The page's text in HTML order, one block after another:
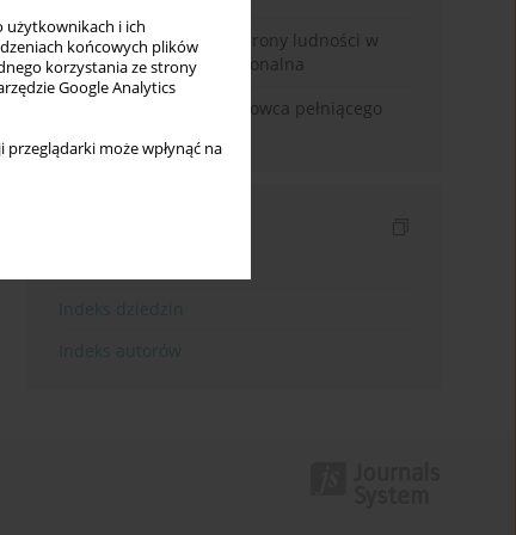
użytkownikach i ich
końcowych plików
korzystania ze strony
Google Analytics
może wpłynąć na
Odbudowa systemu ochrony ludności w
Polsce. Analiza instytucjonalna
Odpowiedzialność naukowca pełniącego